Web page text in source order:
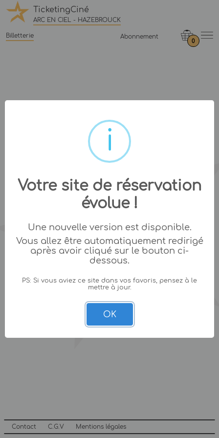
TicketingCiné
ARC EN CIEL - HAZEBROUCK
Billetterie Abonnement
0
Contact C.G.V Mentions légales
Votre site de réservation
évolue !
Une nouvelle version est disponible.
Vous allez être automatiquement redirigé
après avoir cliqué sur le bouton ci-
dessous.
PS: Si vous aviez ce site dans vos favoris, pensez à le
mettre à jour.
OK